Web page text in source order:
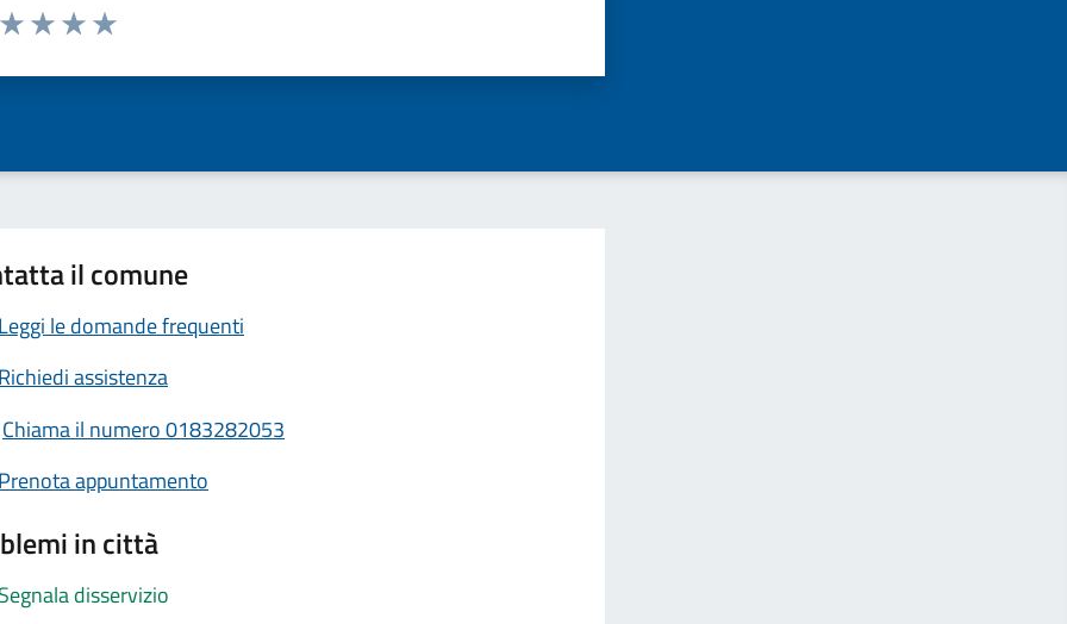
da 1 a 5 stelle la pagina
il comune
le domande frequenti
assistenza
Chiama il numero 0183282053
appuntamento
in città
disservizio